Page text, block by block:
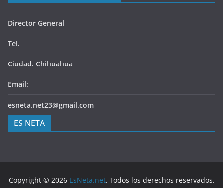
Director General
Tel.
Ciudad: Chihuahua
Email:
esneta.net23@gmail.com
ES NETA
Copyright © 2026 EsNeta.net. Todos los derechos reservados.